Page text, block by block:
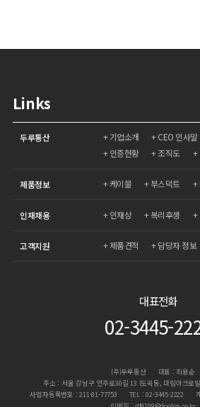
Links
두루통산 기업소개 CEO 인사말
인증현황
조직도
제품정보 케이블 부스덕트
인재채용 인재상 복리후생
고객지원 제품견적 담당자 정보
대표전화
02-3445-
(주)두루통산
대표 : 최용순
주소 : 서울 강남구 언주로30길 13 (도곡동, 대림아크로
사업자등록번호 : 211-81-77753
TEL : 02-3445-2222